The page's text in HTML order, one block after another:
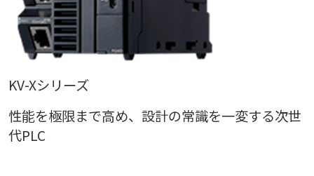
KV-Xシリーズ
性能を極限まで高め、設計の常識を一変する次世
代PLC